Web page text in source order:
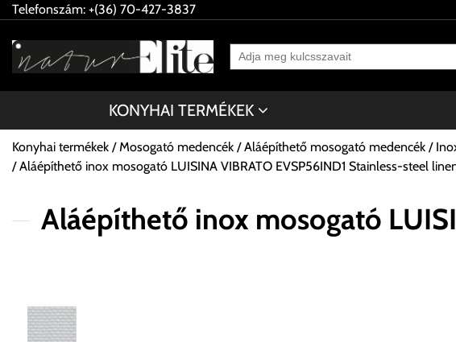
Telefonszám: +(36) 70-427-3837
KONYHAI TERMÉKEK
Konyhai termékek Mosogató medencék Aláépíthető mosogató medencék
Aláépíthető inox mosogató LUISINA VIBRATO EVSP56IND1 Stainless-steel
Aláépíthető inox mosogató